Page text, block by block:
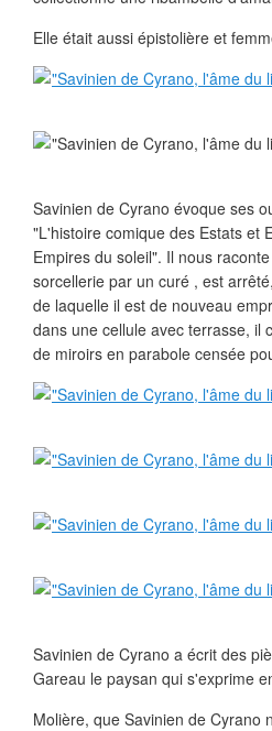
Elle était aussi épistolière et
Savinien de Cyrano évoque ses
"L'histoire comique des Estats et
Empires du soleil". Il nous
sorcellerie par un curé , est
de laquelle il est de nouveau
dans une cellule avec terrasse, il
de miroirs en parabole censée
Savinien de Cyrano a écrit des
Gareau le paysan qui s'exprime
Molière, que Savinien de Cyrano